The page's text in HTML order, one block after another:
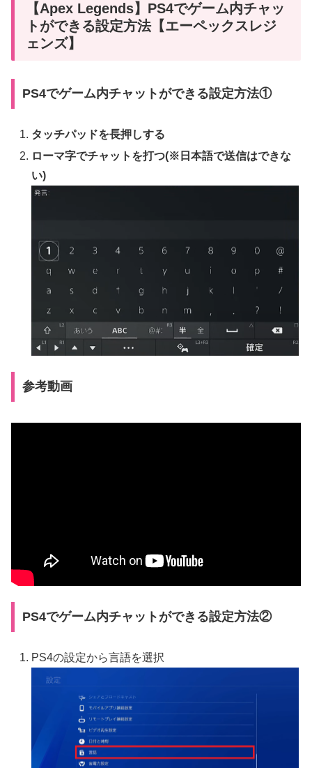
【Apex Legends】PS4でゲーム内チャッ
トができる設定方法【エーペックスレジ
ェンズ】
PS4でゲーム内チャットができる設定方法①
タッチパッドを長押しする
ローマ字でチャットを打つ(※日本語で送信はできな
い)
参考動画
PS4でゲーム内チャットができる設定方法②
PS4の設定から言語を選択